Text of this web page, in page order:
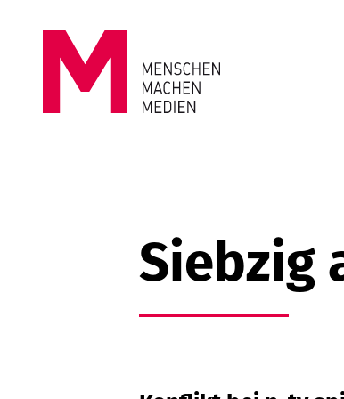
MEDIEN
Siebzig